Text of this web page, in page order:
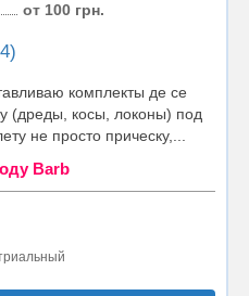
от 100 грн.
комплекты де се
(дреды, косы, локоны) под
не просто прическу,...
Barb